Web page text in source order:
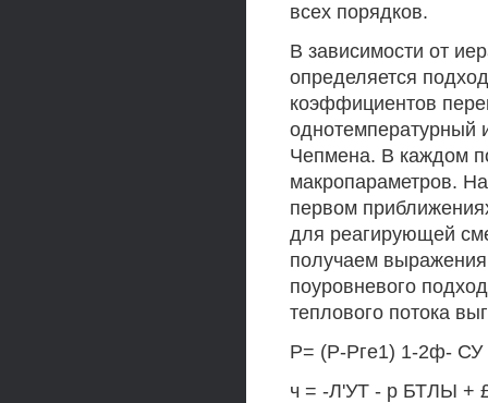
всех порядков.
В зависимости от
определяется
коэффициентов
однотемпературный
Чепмена. В каждом
макропараметров.
первом
для реагирующей
получаем
поуровневого
теплового потока
Р= (Р-Рге1) 1-2ф- СУ
ч = -Л'УТ - р БТЛЫ +